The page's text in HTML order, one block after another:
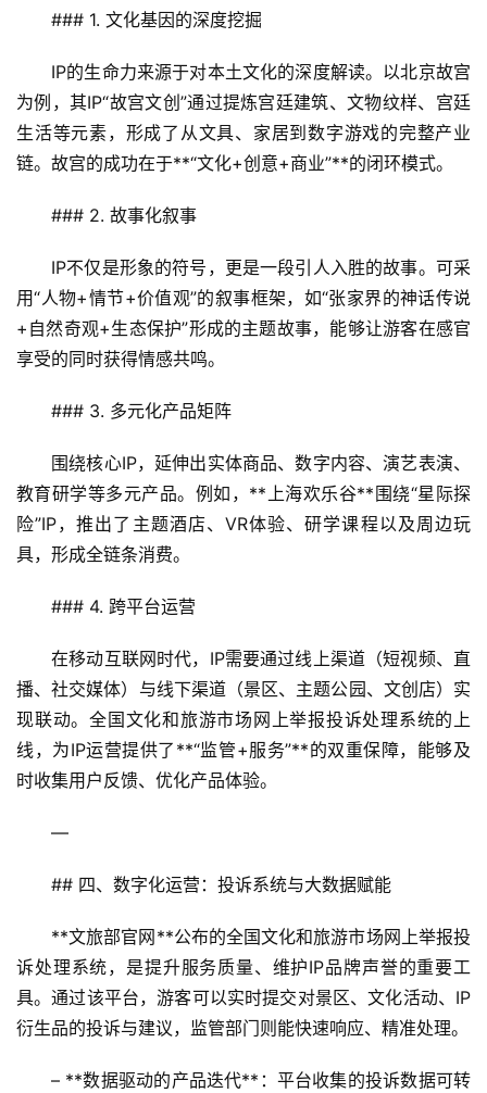
### 1. 文化基因的深度挖掘
IP的生命力来源于对本土文化的深度解读。以北京故宫
为例，其IP“故宫文创”通过提炼宫廷建筑、文物纹样、宫廷
生活等元素，形成了从文具、家居到数字游戏的完整产业
链。故宫的成功在于**“文化+创意+商业”**的闭环模式。
### 2. 故事化叙事
IP不仅是形象的符号，更是一段引人入胜的故事。可采
用“人物+情节+价值观”的叙事框架，如“张家界的神话传说
+自然奇观+生态保护”形成的主题故事，能够让游客在感官
享受的同时获得情感共鸣。
### 3. 多元化产品矩阵
围绕核心IP，延伸出实体商品、数字内容、演艺表演、
教育研学等多元产品。例如，**上海欢乐谷**围绕“星际探
险”IP，推出了主题酒店、VR体验、研学课程以及周边玩
具，形成全链条消费。
### 4. 跨平台运营
在移动互联网时代，IP需要通过线上渠道（短视频、直
播、社交媒体）与线下渠道（景区、主题公园、文创店）实
现联动。全国文化和旅游市场网上举报投诉处理系统的上
线，为IP运营提供了**“监管+服务”**的双重保障，能够及
时收集用户反馈、优化产品体验。
—
## 四、数字化运营：投诉系统与大数据赋能
**文旅部官网**公布的全国文化和旅游市场网上举报投
诉处理系统，是提升服务质量、维护IP品牌声誉的重要工
具。通过该平台，游客可以实时提交对景区、文化活动、IP
– **数据驱动的产品迭代**：平台收集的投诉数据可转